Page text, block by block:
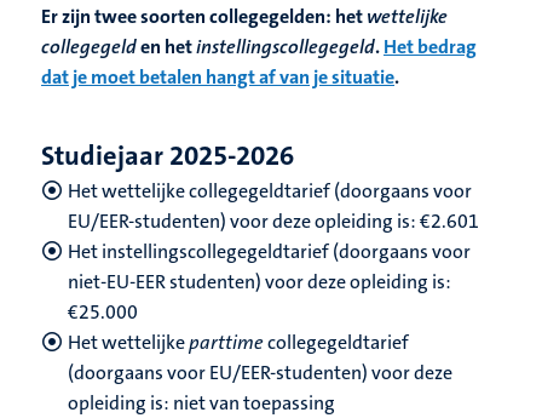
Er zijn twee soorten collegegelden: hetwettelijke
collegegelden hetinstellingscollegegeld.Het bedrag
dat je moet betalen hangt af van je situatie.
Studiejaar 2025-2026
Het wettelijke collegegeldtarief (doorgaans voor
EU/EER-studenten) voor deze opleiding is: €2.601
Het instellingscollegegeldtarief (doorgaans voor
niet-EU-EER studenten) voor deze opleiding is:
€25.000
Het wettelijkeparttimecollegegeldtarief
(doorgaans voor EU/EER-studenten) voor deze
opleiding is: niet van toepassing